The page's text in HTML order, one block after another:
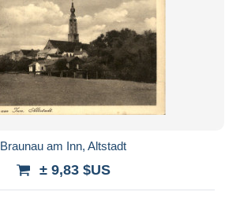
Braunau am Inn, Altstadt
± 9,83 $US